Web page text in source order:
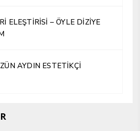
ELEŞTİRİSİ – ÖYLE DİZİYE